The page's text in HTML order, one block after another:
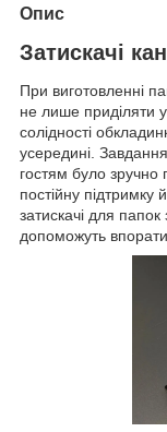
Опис
Затискачі
При виготовленні
не лише приділяти
солідності
усередині.
гостям було
постійну підтримку
затискачі для
допоможуть